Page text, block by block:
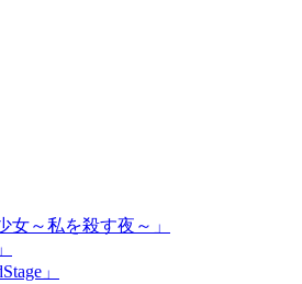
女～私を殺す夜～」
」